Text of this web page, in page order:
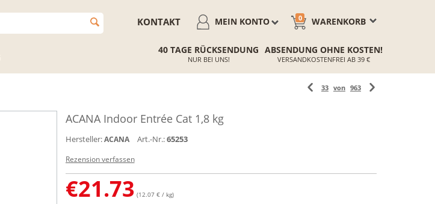
WARENKORB
0
MEIN KONTO
KONTAKT
40 TAGE RÜCKSENDUNG
NUR BEI UNS!
ABSENDUNG OHNE KOSTEN!
VERSANDKOSTENFREI AB 39 €
33 von 963
ACANA Indoor Entrée Cat 1,8 kg
Hersteller: ACANA Art.-Nr.:65253
Rezension verfassen
€21.73 (12.07 € / kg)